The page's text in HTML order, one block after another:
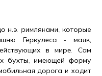
н.э. римлянами, которые
Геркулеса - маяк,
в мире. Сам
бухты, имеющей форму
дорога и ходит